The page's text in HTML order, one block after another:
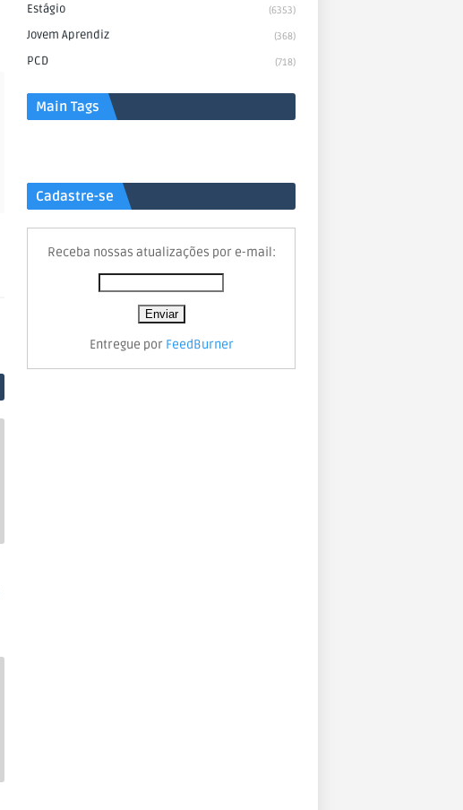
Estágio (6353)
Jovem Aprendiz (368)
PCD (718)
Main Tags
Cadastre-se
Receba nossas atualizações por e-mail:
Entregue por FeedBurner